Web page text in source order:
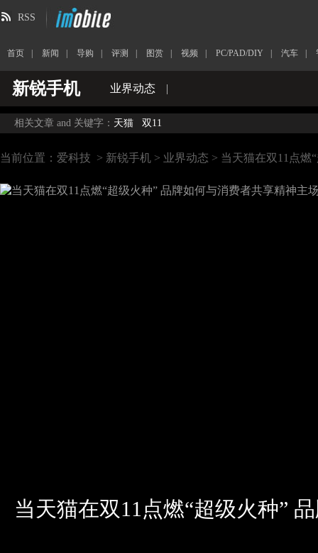
RSS
首页 新闻 导购 评测 图赏 视频 PC/PAD/DIY 汽车
新锐手机 业界动态 |
相关文章 and 关键字： 天猫 双11
当前位置： 爱科技 > 新锐手机 > 业界动态 > 当天猫在双11点燃
当天猫在双11点燃“超级火种”